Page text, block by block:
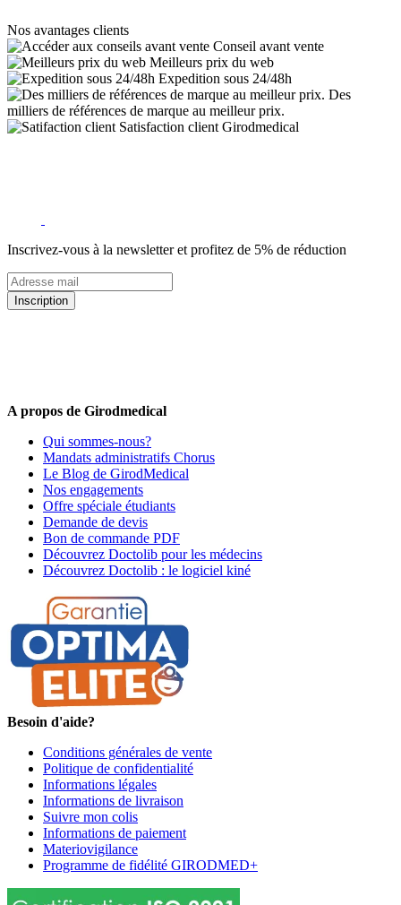
Nos avantages clients
Conseil avant vente
Meilleurs prix du web
Expedition sous 24/48h
Des
milliers de références de marque au meilleur prix.
Satisfaction client Girodmedical
Inscrivez-vous à la newsletter et profitez de 5% de réduction
Inscription
A propos de Girodmedical
Qui sommes-nous?
Mandats administratifs Chorus
Le Blog de GirodMedical
Nos engagements
Offre spéciale étudiants
Demande de devis
Bon de commande PDF
Découvrez Doctolib pour les médecins
Découvrez Doctolib : le logiciel kiné
Besoin d'aide?
Conditions générales de vente
Politique de confidentialité
Informations légales
Informations de livraison
Suivre mon colis
Informations de paiement
Materiovigilance
Programme de fidélité GIRODMED+